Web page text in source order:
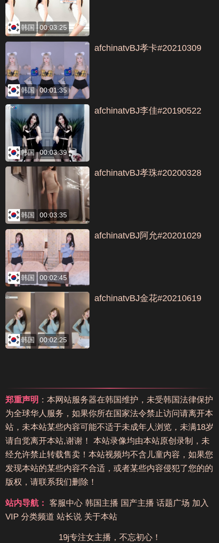
韩国 00:03:25
韩国 00:01:35
afchinatvBJ孝卡#20210309
韩国 00:03:39
afchinatvBJ李佳#20190522
韩国 00:03:35
afchinatvBJ孝珠#20200328
韩国 00:02:45
afchinatvBJ阿允#20201029
韩国 00:02:25
afchinatvBJ金花#20210619
郑重声明 ：本网站服务器在韩国维护，未受韩国法律保护
为全球华人服务，如果你所在国家法令禁止访问请离开本
站，未本站某些内容可能不适于未成年人浏览，未满18岁
请自觉离开本站,谢谢！ 本站录像均由本站原创录制，未
经允许禁止转载售卖！本站视频均不含儿童内容，如果您
发现本站的某些内容不合适，或者某些内容侵犯了您的的
版权，请联系我们删除！
站内导航： 客服中心 韩国主播 国产主播 话题广场 加入
VIP 分类频道 站长说 关于本站
19j专注女主播，不忘初心！